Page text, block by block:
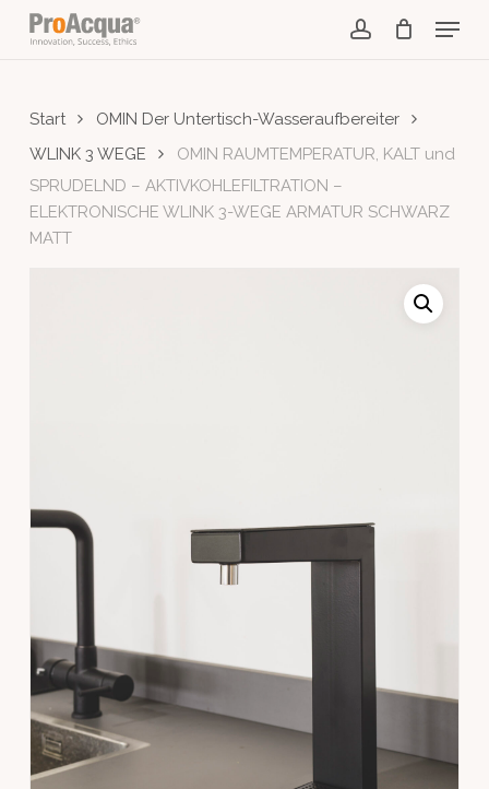
Skip
Menu
Start
OMIN Der Untertisch-Wasseraufbereiter
WLINK 3 WEGE
OMIN RAUMTEMPERATUR, KALT und
SPRUDELND – AKTIVKOHLEFILTRATION –
ELEKTRONISCHE WLINK 3-WEGE ARMATUR SCHWARZ
MATT